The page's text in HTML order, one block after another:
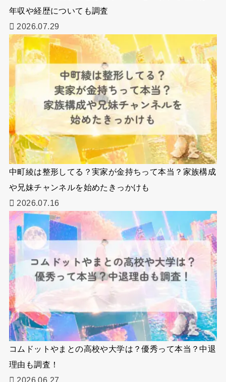
年収や経歴についても調査
2026.07.29
中町綾は整形してる？実家が金持ちって本当？家族構成
や兄妹チャンネルを始めたきっかけも
2026.07.16
コムドットやまとの高校や大学は？優秀って本当？中退
理由も調査！
2026.06.27